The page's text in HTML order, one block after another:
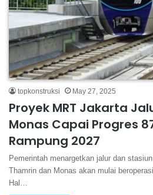
topkonstruksi May 27, 2025
Proyek MRT Jakarta
Monas Capai Progres
Rampung 2027
Pemerintah menargetkan jalur dan
Thamrin dan Monas akan mulai
Hal…